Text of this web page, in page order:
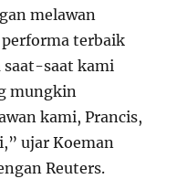
melawan
terbaik
saat-saat kami
mungkin
kami, Prancis,
ujar Koeman
Reuters.